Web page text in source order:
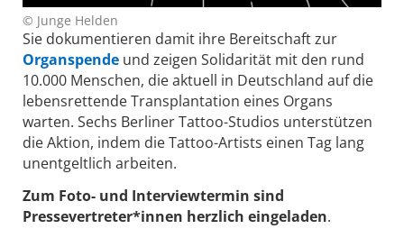
© Junge Helden
Sie dokumentieren damit ihre Bereitschaft zur
Organspende und zeigen Solidarität mit den rund
10.000 Menschen, die aktuell in Deutschland auf die
lebensrettende Transplantation eines Organs
warten. Sechs Berliner Tattoo-Studios unterstützen
die Aktion, indem die Tattoo-Artists einen Tag lang
unentgeltlich arbeiten.
Zum Foto- und Interviewtermin sind
Pressevertreter*innen herzlich eingeladen.